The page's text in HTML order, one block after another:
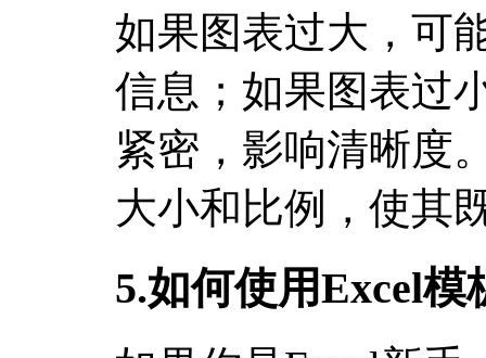
如果图表过大，可
信息；如果图表过
紧密，影响清晰度
大小和比例，使其
5.如何使用Excel